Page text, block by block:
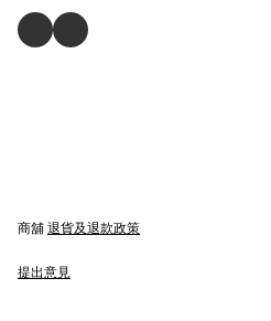
商舖 退貨及退款政策
提出意見